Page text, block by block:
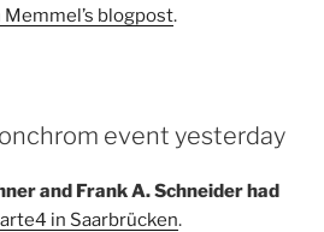
blogpost.
event yesterday
and Frank A. Schneider had
in Saarbrücken.